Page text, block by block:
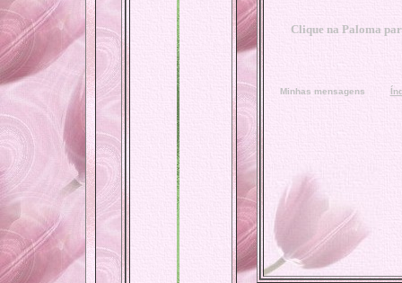
Clique na Paloma
Minhas mensagens